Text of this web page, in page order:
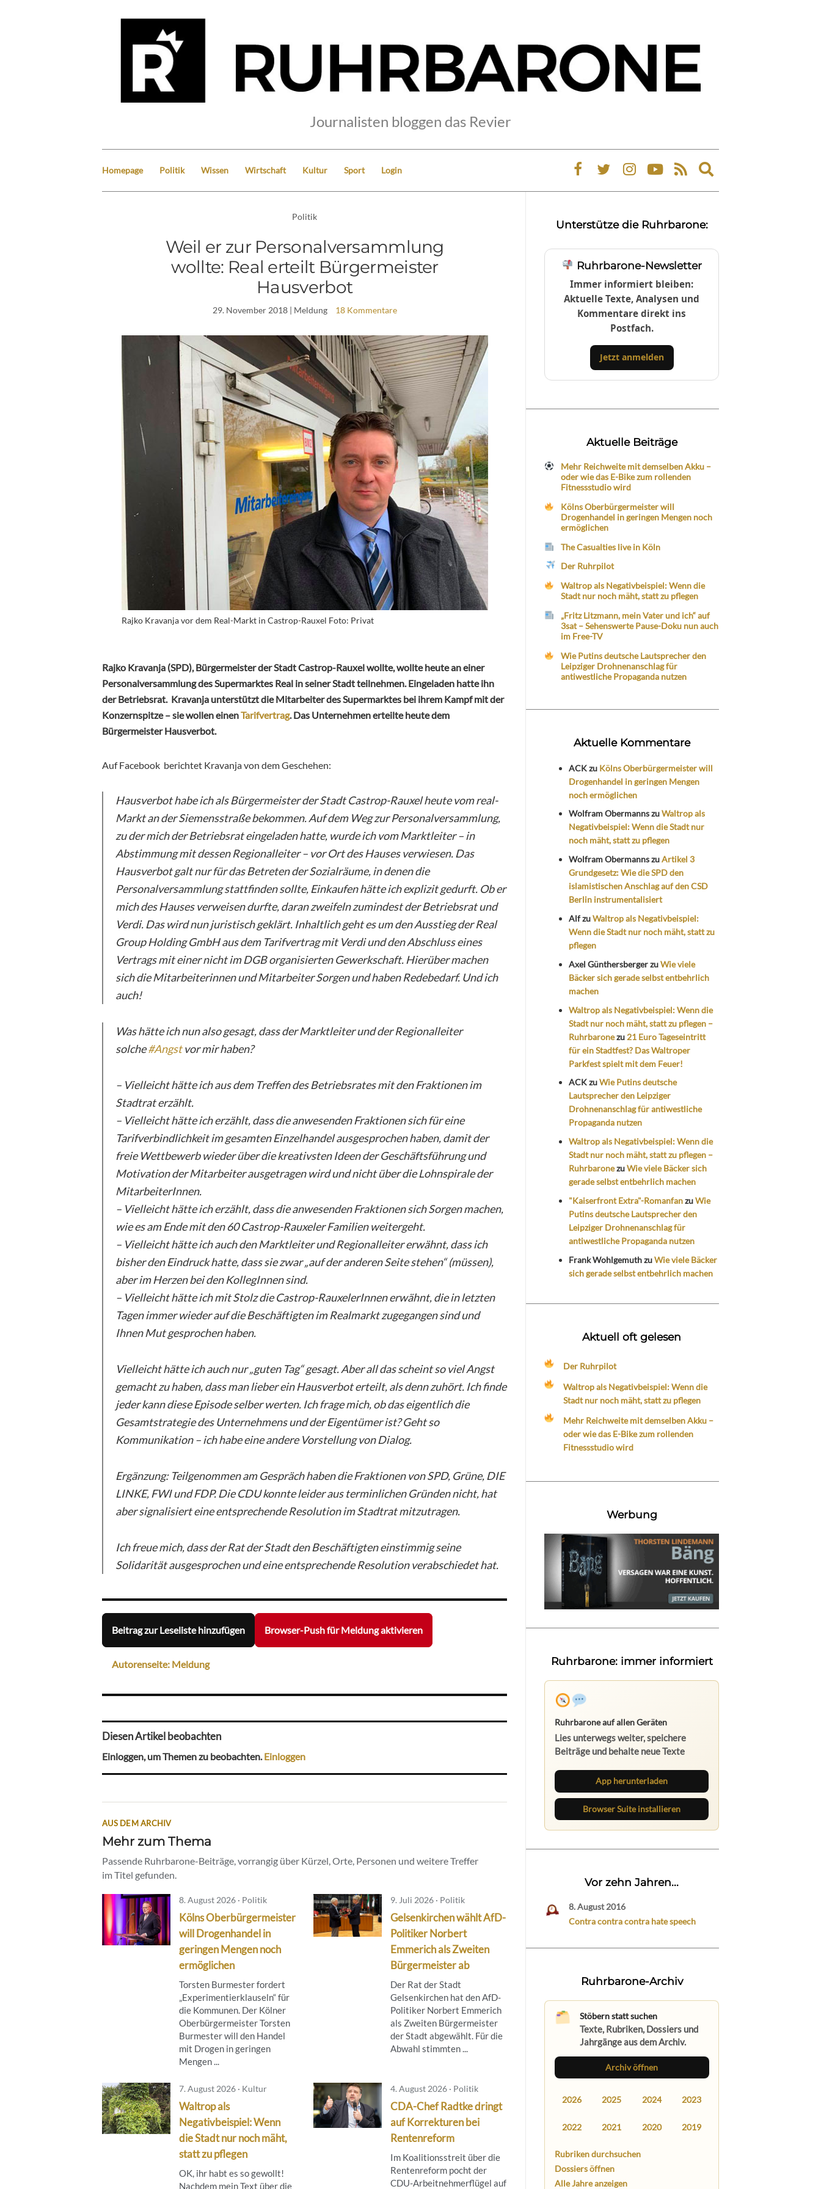
Journalisten bloggen das Revier
Homepage Politik Wissen Wirtschaft Kultur Sport Login
Expand
search
Politik
Weil er zur Personalversammlung
wollte: Real erteilt Bürgermeister
Hausverbot
29. November 2018| Meldung 18 Kommentare
Rajko Kravanja vor dem Real-Markt in Castrop-Rauxel Foto: Privat
Rajko Kravanja (SPD), Bürgermeister der Stadt Castrop-Rauxel wollte, wollte heute an einer
Personalversammlung des Supermarktes Real in seiner Stadt teilnehmen. Eingeladen hatte ihn
der Betriebsrat. Kravanja unterstützt die Mitarbeiter des Supermarktes bei ihrem Kampf mit der
Konzernspitze – sie wollen einenTarifvertrag. Das Unternehmen erteilte heute dem
Bürgermeister Hausverbot.
Auf Facebook berichtet Kravanja von dem Geschehen:
Hausverbot habe ich als Bürgermeister der Stadt Castrop-Rauxel heute vom real-
Markt an der Siemensstraße bekommen. Auf dem Weg zur Personalversammlung,
zu der mich der Betriebsrat eingeladen hatte, wurde ich vom Marktleiter – in
Abstimmung mit dessen Regionalleiter – vor Ort des Hauses verwiesen. Das
Hausverbot galt nur für das Betreten der Sozialräume, in denen die
Personalversammlung stattfinden sollte, Einkaufen hätte ich explizit gedurft. Ob er
mich des Hauses verweisen durfte, daran zweifeln zumindest der Betriebsrat und
Verdi. Das wird nun juristisch geklärt. Inhaltlich geht es um den Ausstieg der Real
Group Holding GmbH aus dem Tarifvertrag mit Verdi und den Abschluss eines
Vertrags mit einer nicht im DGB organisierten Gewerkschaft. Hierüber machen
sich die Mitarbeiterinnen und Mitarbeiter Sorgen und haben Redebedarf. Und ich
auch!
Was hätte ich nun also gesagt, dass der Marktleiter und der Regionalleiter
solche#Angstvor mir haben?
– Vielleicht hätte ich aus dem Treffen des Betriebsrates mit den Fraktionen im
Stadtrat erzählt.
– Vielleicht hätte ich erzählt, dass die anwesenden Fraktionen sich für eine
Tarifverbindlichkeit im gesamten Einzelhandel ausgesprochen haben, damit der
freie Wettbewerb wieder über die kreativsten Ideen der Geschäftsführung und
Motivation der Mitarbeiter ausgetragen wird und nicht über die Lohnspirale der
MitarbeiterInnen.
– Vielleicht hätte ich erzählt, dass die anwesenden Fraktionen sich Sorgen machen,
wie es am Ende mit den 60 Castrop-Rauxeler Familien weitergeht.
– Vielleicht hätte ich auch den Marktleiter und Regionalleiter erwähnt, dass ich
bisher den Eindruck hatte, dass sie zwar „auf der anderen Seite stehen“ (müssen),
aber im Herzen bei den KollegInnen sind.
– Vielleicht hätte ich mit Stolz die Castrop-RauxelerInnen erwähnt, die in letzten
Tagen immer wieder auf die Beschäftigten im Realmarkt zugegangen sind und
Ihnen Mut gesprochen haben.
Vielleicht hätte ich auch nur „guten Tag“ gesagt. Aber all das scheint so viel Angst
gemacht zu haben, dass man lieber ein Hausverbot erteilt, als denn zuhört. Ich finde
jeder kann diese Episode selber werten. Ich frage mich, ob das eigentlich die
Gesamtstrategie des Unternehmens und der Eigentümer ist? Geht so
Kommunikation – ich habe eine andere Vorstellung von Dialog.
Ergänzung: Teilgenommen am Gespräch haben die Fraktionen von SPD, Grüne, DIE
LINKE, FWI und FDP. Die CDU konnte leider aus terminlichen Gründen nicht, hat
aber signalisiert eine entsprechende Resolution im Stadtrat mitzutragen.
Ich freue mich, dass der Rat der Stadt den Beschäftigten einstimmig seine
Solidarität ausgesprochen und eine entsprechende Resolution verabschiedet hat.
Beitrag zur Leseliste hinzufügen Browser-Push für Meldung aktivieren
Autorenseite: Meldung
Diesen Artikel beobachten
Einloggen, um Themen zu beobachten.Einloggen
AUS DEM ARCHIV
Mehr zum Thema
Passende Ruhrbarone-Beiträge, vorrangig über Kürzel, Orte, Personen und weitere Treffer
im Titel gefunden.
8. August 2026 · Politik
Kölns Oberbürgermeister
will Drogenhandel in
geringen Mengen noch
ermöglichen
Torsten Burmester fordert
„Experimentierklauseln“ für
die Kommunen. Der Kölner
Oberbürgermeister Torsten
Burmester will den Handel
mit Drogen in geringen
Mengen ...
9. Juli 2026 · Politik
Gelsenkirchen wählt AfD-
Politiker Norbert
Emmerich als Zweiten
Bürgermeister ab
Der Rat der Stadt
Gelsenkirchen hat den AfD-
Politiker Norbert Emmerich
als Zweiten Bürgermeister
der Stadt abgewählt. Für die
Abwahl stimmten ...
7. August 2026 · Kultur
Waltrop als
Negativbeispiel: Wenn
die Stadt nur noch mäht,
statt zu pflegen
OK, ihr habt es so gewollt!
Nachdem mein Text über die
4. August 2026 · Politik
CDA-Chef Radtke dringt
auf Korrekturen bei
Rentenreform
Im Koalitionsstreit über die
Rentenreform pocht der
CDU-Arbeitnehmerflügel auf
Unterstütze die Ruhrbarone:
Ruhrbarone-Newsletter
Immer informiert bleiben:
Aktuelle Texte, Analysen und
Kommentare direkt ins
Postfach.
Jetzt anmelden
Aktuelle Beiträge
Mehr Reichweite mit demselben Akku –
oder wie das E-Bike zum rollenden
Fitnessstudio wird
Kölns Oberbürgermeister will
Drogenhandel in geringen Mengen noch
ermöglichen
The Casualties live in Köln
Der Ruhrpilot
Waltrop als Negativbeispiel: Wenn die
Stadt nur noch mäht, statt zu pflegen
„Fritz Litzmann, mein Vater und ich“ auf
3sat – Sehenswerte Pause-Doku nun auch
im Free-TV
Wie Putins deutsche Lautsprecher den
Leipziger Drohnenanschlag für
antiwestliche Propaganda nutzen
Aktuelle Kommentare
ACKzu Kölns Oberbürgermeister will
Drogenhandel in geringen Mengen
noch ermöglichen
Wolfram ObermannszuWaltrop als
Negativbeispiel: Wenn die Stadt nur
noch mäht, statt zu pflegen
Wolfram ObermannszuArtikel 3
Grundgesetz: Wie die SPD den
islamistischen Anschlag auf den CSD
Berlin instrumentalisiert
AlfzuWaltrop als Negativbeispiel:
Wenn die Stadt nur noch mäht, statt zu
pflegen
Axel GünthersbergerzuWie viele
Bäcker sich gerade selbst entbehrlich
machen
Waltrop als Negativbeispiel: Wenn die
Stadt nur noch mäht, statt zu pflegen –
Ruhrbaronezu 21 Euro Tageseintritt
für ein Stadtfest? Das Waltroper
Parkfest spielt mit dem Feuer!
ACKzuWie Putins deutsche
Lautsprecher den Leipziger
Drohnenanschlag für antiwestliche
Propaganda nutzen
Waltrop als Negativbeispiel: Wenn die
Stadt nur noch mäht, statt zu pflegen –
RuhrbaronezuWie viele Bäcker sich
gerade selbst entbehrlich machen
"Kaiserfront Extra"-RomanfanzuWie
Putins deutsche Lautsprecher den
Leipziger Drohnenanschlag für
antiwestliche Propaganda nutzen
Frank WohlgemuthzuWie viele Bäcker
sich gerade selbst entbehrlich machen
Aktuell oft gelesen
Der Ruhrpilot
Waltrop als Negativbeispiel: Wenn die
Stadt nur noch mäht, statt zu pflegen
Mehr Reichweite mit demselben Akku –
oder wie das E-Bike zum rollenden
Fitnessstudio wird
Werbung
Ruhrbarone: immer informiert
Ruhrbarone auf allen Geräten
Lies unterwegs weiter, speichere
Beiträge und behalte neue Texte
App herunterladen
Browser Suite installieren
Vor zehn Jahren...
8. August 2016
Contra contra contra hate speech
Ruhrbarone-Archiv
Stöbern statt suchen
Texte, Rubriken, Dossiers und
Jahrgänge aus dem Archiv.
Archiv öffnen
2026 2025 2024 2023
2022 2021 2020 2019
Rubriken durchsuchen
Dossiers öffnen
Alle Jahre anzeigen